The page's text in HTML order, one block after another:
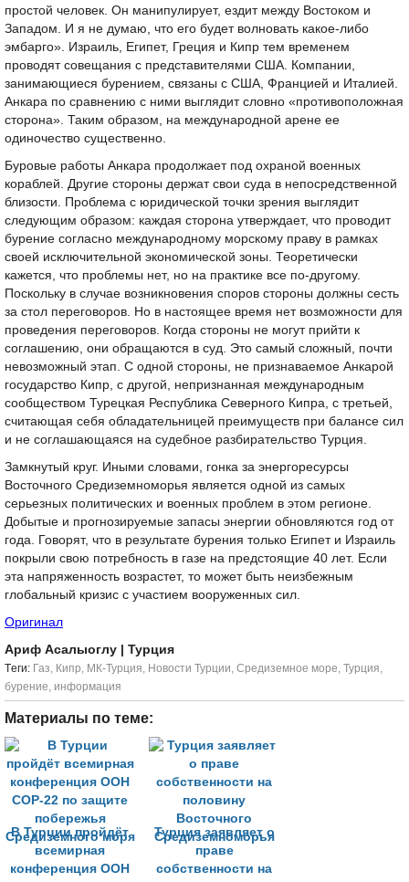
простой человек. Он манипулирует, ездит между Востоком и
Западом. И я не думаю, что его будет волновать какое-либо
эмбарго». Израиль, Египет, Греция и Кипр тем временем
проводят совещания с представителями США. Компании,
занимающиеся бурением, связаны с США, Францией и Италией.
Анкара по сравнению с ними выглядит словно «противоположная
сторона». Таким образом, на международной арене ее
одиночество существенно.
Буровые работы Анкара продолжает под охраной военных
кораблей. Другие стороны держат свои суда в непосредственной
близости. Проблема с юридической точки зрения выглядит
следующим образом: каждая сторона утверждает, что проводит
бурение согласно международному морскому праву в рамках
своей исключительной экономической зоны. Теоретически
кажется, что проблемы нет, но на практике все по-другому.
Поскольку в случае возникновения споров стороны должны сесть
за стол переговоров. Но в настоящее время нет возможности для
проведения переговоров. Когда стороны не могут прийти к
соглашению, они обращаются в суд. Это самый сложный, почти
невозможный этап. С одной стороны, не признаваемое Анкарой
государство Кипр, с другой, непризнанная международным
сообществом Турецкая Республика Северного Кипра, с третьей,
считающая себя обладательницей преимуществ при балансе сил
и не соглашающаяся на судебное разбирательство Турция.
Замкнутый круг. Иными словами, гонка за энергоресурсы
Восточного Средиземноморья является одной из самых
серьезных политических и военных проблем в этом регионе.
Добытые и прогнозируемые запасы энергии обновляются год от
года. Говорят, что в результате бурения только Египет и Израиль
покрыли свою потребность в газе на предстоящие 40 лет. Если
эта напряженность возрастет, то может быть неизбежным
глобальный кризис с участием вооруженных сил.
Оригинал
Ариф Асалыоглу
| Турция
Tеги: Газ, Кипр, МК-Турция, Новости Турции, Средиземное море, Турция,
бурение, информация
Материалы по теме:
В Турции пройдёт
всемирная
конференция ООН
Турция заявляет о
праве
собственности на